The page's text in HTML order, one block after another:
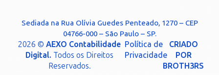
Sediada na Rua Olívia Guedes Penteado, 1270 – CEP
04766-000 – São Paulo – SP.
2026 ©AEXO Contabilidade
Digital. Todos os Direitos
Reservados.
Política de
Privacidade
CRIADO
POR
BROTH3RS